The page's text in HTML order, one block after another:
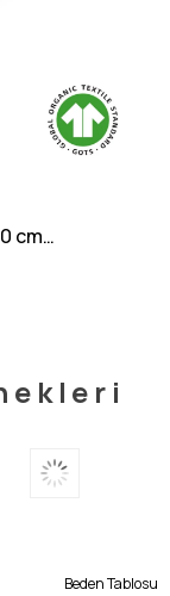
cm
Beden Tablosu